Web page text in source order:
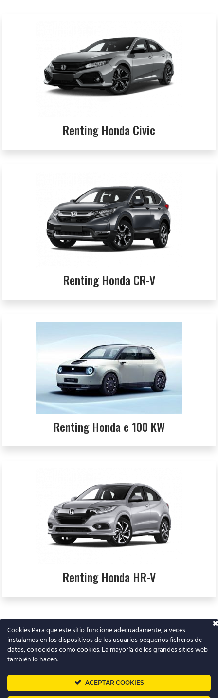
Renting Honda Civic
Renting Honda CR-V
Renting Honda e 100 KW
Renting Honda HR-V
T
i
t
➜Renting barato
Cookies Para que este sitio funcione adecuadamente, a veces
instalamos en los dispositivos de los usuarios pequeños ficheros de
datos, conocidos como cookies. La mayoría de los grandes sitios web
también lo hacen.
ACEPTAR COOKIES